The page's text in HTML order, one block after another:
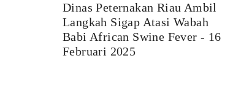
Dinas Peternakan Riau Ambil
Langkah Sigap Atasi Wabah
Babi African Swine Fever - 16
Februari 2025